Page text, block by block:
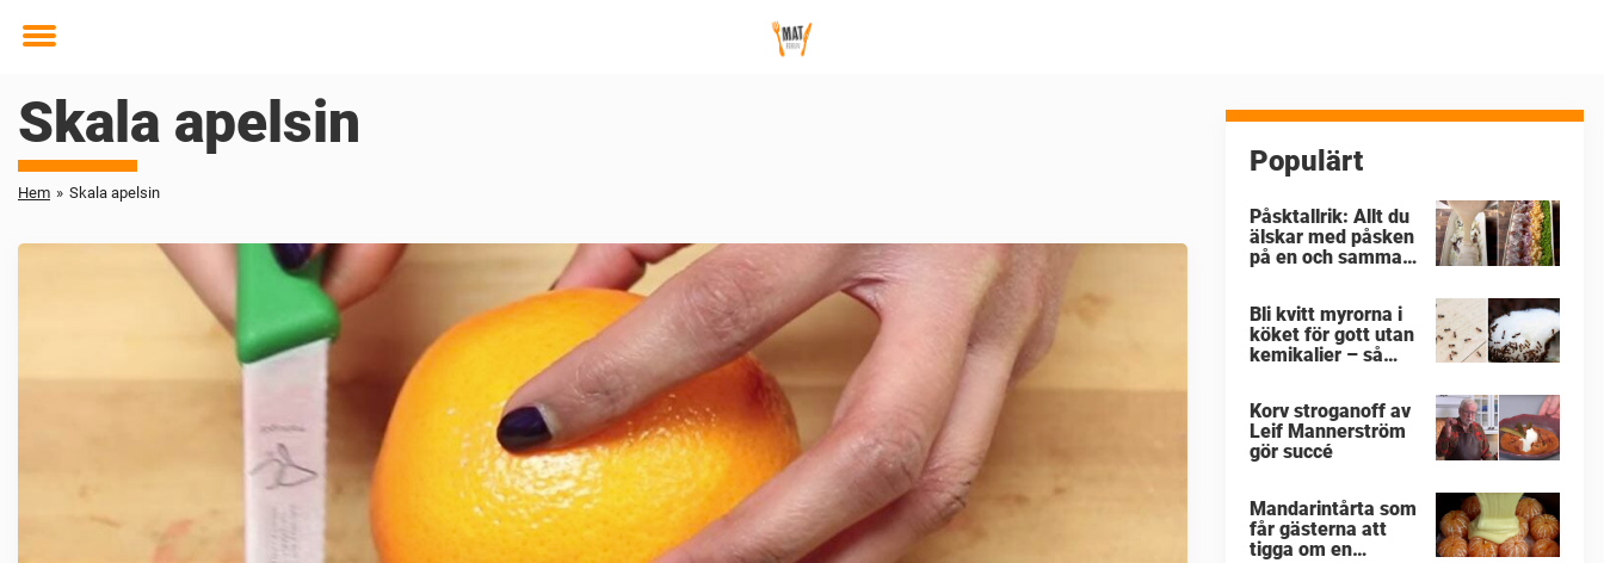
Toggle
Skala apelsin
Hem » Skala apelsin
Populärt
Påsktallrik: Allt du
älskar med påsken
på en och samma
Bli kvitt myrorna i
köket för gott utan
kemikalier – så
Korv stroganoff av
Leif Mannerström
gör succé
Mandarintårta som
får gästerna att
tigga om en